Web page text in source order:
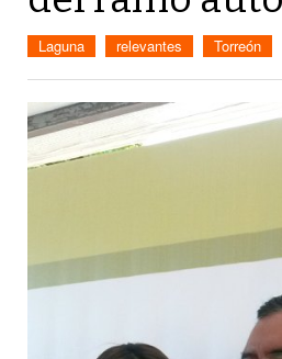
Laguna relevantes Torreón